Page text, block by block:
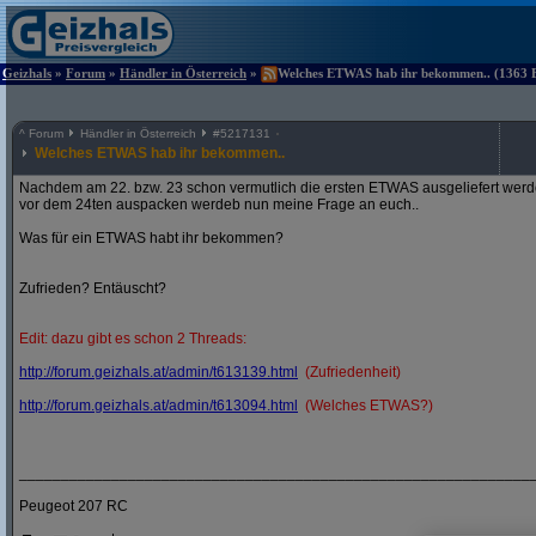
Geizhals » Forum » Händler in Österreich » Welches ETWAS hab ihr bekommen.. (1363
^ Forum Händler in Österreich #5217131
Welches ETWAS hab ihr bekommen..
Nachdem am 22. bzw. 23 schon vermutlich die ersten ETWAS ausgeliefert
vor dem 24ten auspacken werdeb nun meine Frage an euch..
Was für ein ETWAS habt ihr bekommen?
Zufrieden? Entäuscht?
Edit: dazu gibt es schon 2 Threads:
http://forum.geizhals.at/admin/t613139.html
(Zufriedenheit)
http://forum.geizhals.at/admin/t613094.html (Welches ETWAS?)
Peugeot 207 RC